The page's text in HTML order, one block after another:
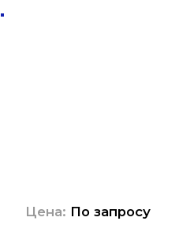
Цена: По запросу